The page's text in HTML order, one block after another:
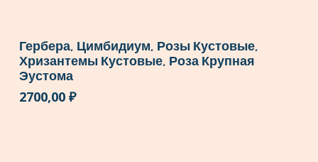
Гербера, Цимбидиум, Розы Кустовые,
Хризантемы Кустовые, Роза Крупная
Эустома
2700,00 ₽